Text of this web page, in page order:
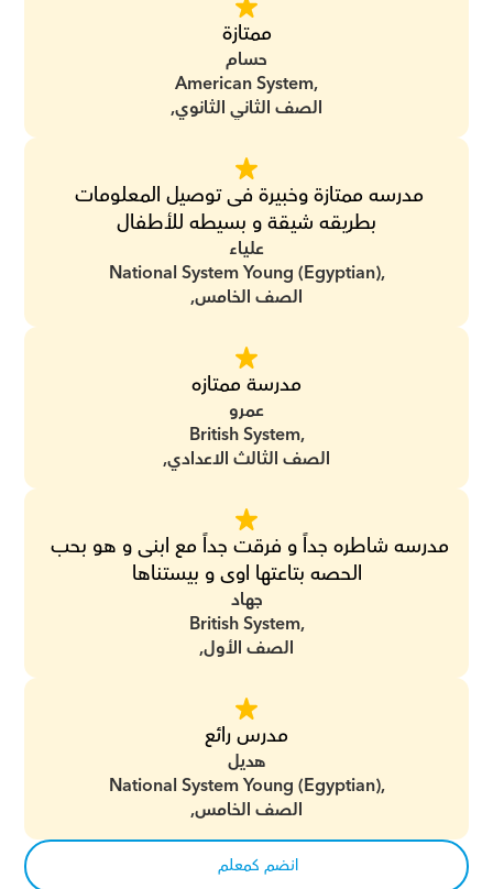
بطريقه شيقة و بسيطه للأطفال
علياء
الصف الخامس,
National System Young (Egyptian),
مدرسة ممتازه
عمرو
الصف الثالث الاعدادي,
British System,
الحصه بتاعتها اوى و بيستناها
جهاد
الصف الأول,
British System,
مدرس رائع
هديل
الصف الخامس,
National System Young (Egyptian),
ممتازة
حسام
الصف الثاني الثانوي,
American System,
انضم كمعلم